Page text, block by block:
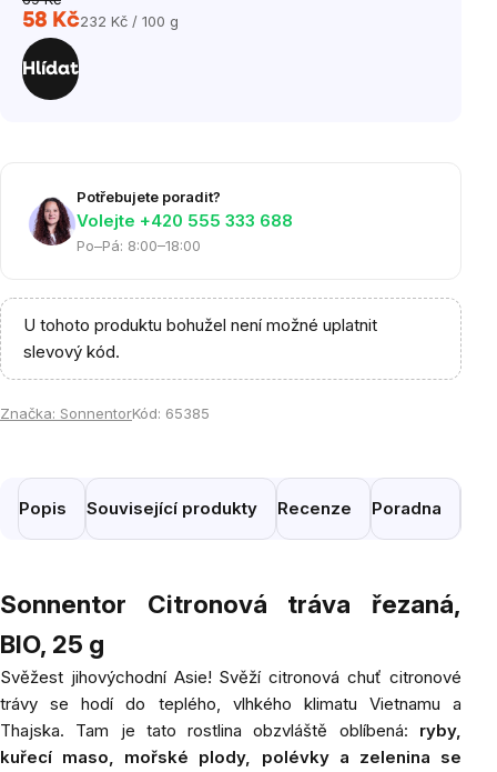
58 KčMěrná
232 Kč / 100 g
Hlídat
Potřebujete poradit?
Volejte ‭+420 555 333 688
Po–Pá: 8:00–18:00
U tohoto produktu bohužel není možné uplatnit
slevový kód.
Značka: SonnentorKód: 65385
Popis Související produkty Recenze Poradna
Sonnentor Citronová tráva řezaná,
BIO, 25 g
Svěžest jihovýchodní Asie! Svěží citronová chuť citronové
trávy se hodí do teplého, vlhkého klimatu Vietnamu a
Thajska. Tam je tato rostlina obzvláště oblíbená: ryby,
kuřecí maso, mořské plody, polévky a zelenina se